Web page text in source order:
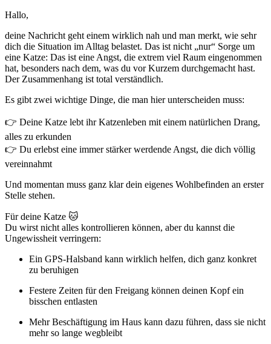
Hallo,
deine Nachricht geht einem wirklich nah und man merkt, wie sehr
dich die Situation im Alltag belastet. Das ist nicht „nur“ Sorge um
eine Katze: Das ist eine Angst, die extrem viel Raum eingenommen
hat, besonders nach dem, was du vor Kurzem durchgemacht hast.
Der Zusammenhang ist total verständlich.
Es gibt zwei wichtige Dinge, die man hier unterscheiden muss:
👉 Deine Katze lebt ihr Katzenleben mit einem natürlichen Drang,
alles zu erkunden
👉 Du erlebst eine immer stärker werdende Angst, die dich völlig
vereinnahmt
Und momentan muss ganz klar dein eigenes Wohlbefinden an erster
Stelle stehen.
Für deine Katze 🐱
Du wirst nicht alles kontrollieren können, aber du kannst die
Ungewissheit verringern:
Ein GPS-Halsband kann wirklich helfen, dich ganz konkret
zu beruhigen
Festere Zeiten für den Freigang können deinen Kopf ein
bisschen entlasten
Mehr Beschäftigung im Haus kann dazu führen, dass sie nicht
mehr so lange wegbleibt